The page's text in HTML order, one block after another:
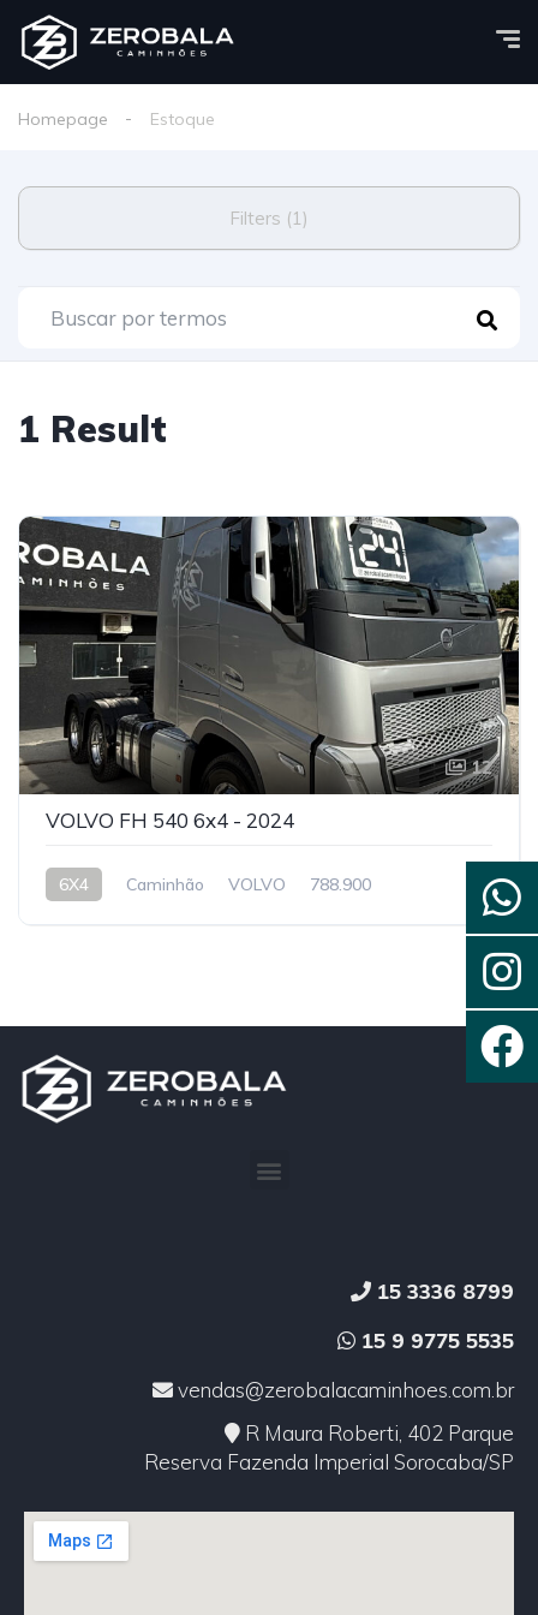
Homepage Estoque
Filters (1)
1 Result
12
VOLVO FH 540 6x4 - 2024
6X4 Caminhão VOLVO 788.900
15 3336 8799
15 9 9775 5535
vendas@zerobalacaminhoes.com.br
R Maura Roberti, 402 Parque
Reserva Fazenda Imperial Sorocaba/SP